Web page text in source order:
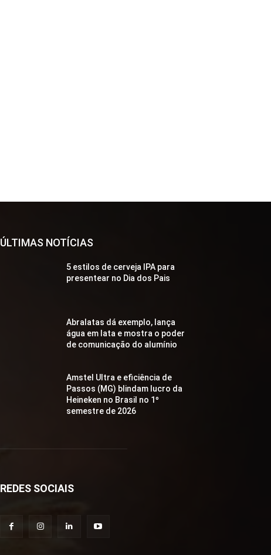
ÚLTIMAS NOTÍCIAS
5 estilos de cerveja IPA para
presentear no Dia dos Pais
Abralatas dá exemplo, lança
água em lata e mostra o poder
de comunicação do alumínio
Amstel Ultra e eficiência de
Passos (MG) blindam lucro da
Heineken no Brasil no 1º
semestre de 2026
REDES SOCIAIS